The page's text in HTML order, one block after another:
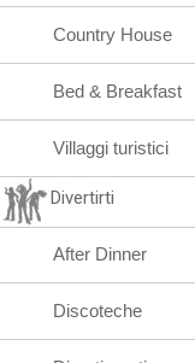
Country House
Bed & Breakfast
Villaggi turistici
Divertirti
After Dinner
Discoteche